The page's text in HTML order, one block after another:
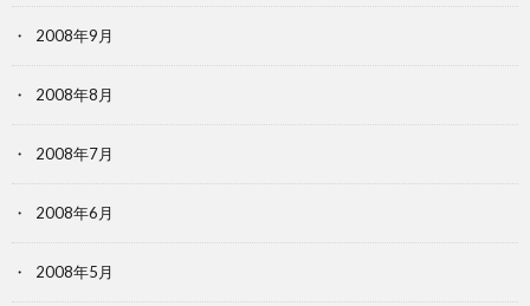
2008年9月
2008年8月
2008年7月
2008年6月
2008年5月